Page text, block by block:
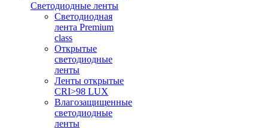
Светодиодные ленты
Светодиодная
лента Premium
class
Открытые
светодиодные
ленты
Ленты открытые
CRI>98 LUX
Влагозащищенные
светодиодные
ленты